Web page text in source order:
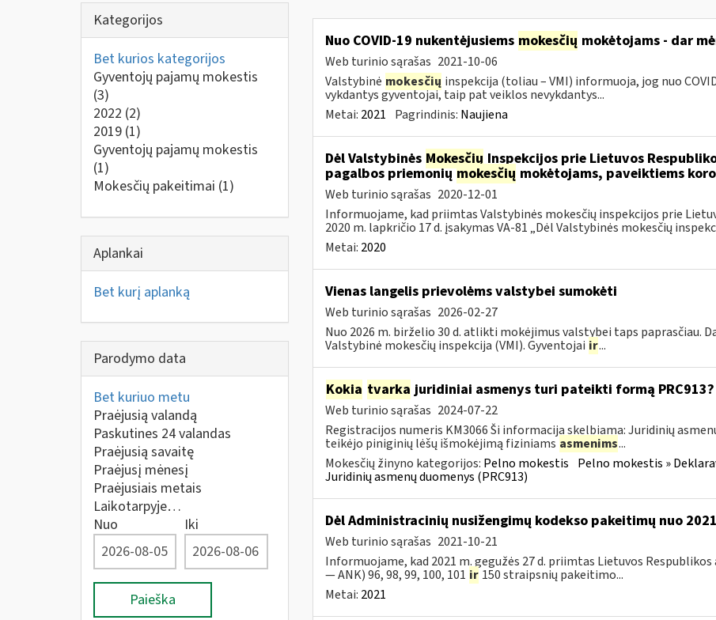
Kategorijos
Bet kurios kategorijos
Gyventojų pajamų mokestis
(3)
2022 (2)
2019 (1)
Gyventojų pajamų mokestis
(1)
Mokesčių pakeitimai (1)
Aplankai
Bet kurį aplanką
Parodymo data
Bet kuriuo metu
Praėjusią valandą
Paskutines 24 valandas
Praėjusią savaitę
Praėjusį mėnesį
Praėjusiais metais
Laikotarpyje…
Nuo
Iki
Paieška
Nuo COVID-19 nukentėjusiems mokesčių mokėtojams - dar
Web turinio sąrašas 2021-10-06
Valstybinė mokesčių inspekcija (toliau – VMI) informuoja, jog nuo
vykdantys gyventojai, taip pat veiklos nevykdantys...
Metai: 2021 Pagrindinis: Naujiena
Dėl Valstybinės MokesčiųInspekcijos prie Lietuvos
pagalbos priemoniųmokesčių mokėtojams, paveiktiems
Web turinio sąrašas 2020-12-01
Informuojame, kad priimtas Valstybinės mokesčių inspekcijos prie
2020 m. lapkričio 17 d. įsakymas VA-81 „Dėl Valstybinės mokesčių
Metai: 2020
Vienas langelis prievolėms valstybei sumokėti
Web turinio sąrašas 2026-02-27
Nuo 2026 m. birželio 30 d. atlikti mokėjimus valstybei taps paprasčiau.
Valstybinė mokesčių inspekcija (VMI). Gyventojai ir...
Kokia tvarka juridiniai asmenys turi pateikti formą PRC913?
Web turinio sąrašas 2024-07-22
Registracijos numeris KM3066 Ši informacija skelbiama: Juridinių
teikėjo piniginių lėšų išmokėjimą fiziniams asmenims...
Mokesčių žinyno kategorijos: Pelno mokestis Pelno mokestis »
Juridinių asmenų duomenys (PRC913)
Dėl Administracinių nusižengimų kodekso pakeitimų nuo
Web turinio sąrašas 2021-10-21
Informuojame, kad 2021 m. gegužės 27 d. priimtas Lietuvos
— ANK) 96, 98, 99, 100, 101 ir 150 straipsnių pakeitimo...
Metai: 2021